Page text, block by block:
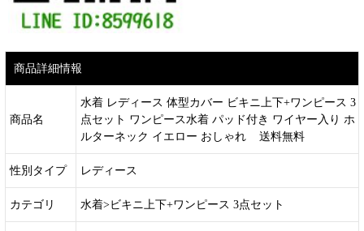
商品詳細情報
商品名
水着 レディース 体型カバー ビキニ上下+ワンピース 3
点セット ワンピース水着 パッド付き ワイヤー入り ホ
ルターネック イエロー おしゃれ 送料無料
性別タイプ レディース
カテゴリ 水着>ビキニ上下+ワンピース 3点セット